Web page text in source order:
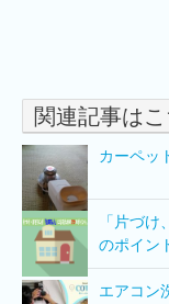
関連記事はこ
カーペッ
「片づ
のポイン
エアコン